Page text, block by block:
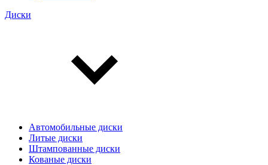
Диски
Автомобильные диски
Литые диски
Штампованные диски
Кованые диски